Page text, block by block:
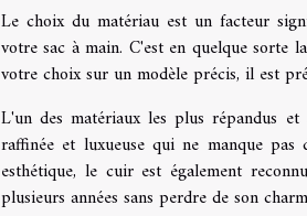
Le choix du matériau est un facteur
votre sac à main. C'est en quelque sorte
votre choix sur un modèle précis, il est
L'un des matériaux les plus répandus
raffinée et luxueuse qui ne manque
esthétique, le cuir est également
plusieurs années sans perdre de son